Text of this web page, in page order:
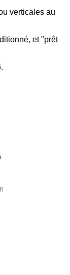
verticales au
et "prêt